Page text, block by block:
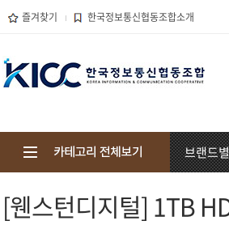
즐겨찾기 한국정보통신협동조합소개
브랜드별
[웬스턴디지털] 1TB